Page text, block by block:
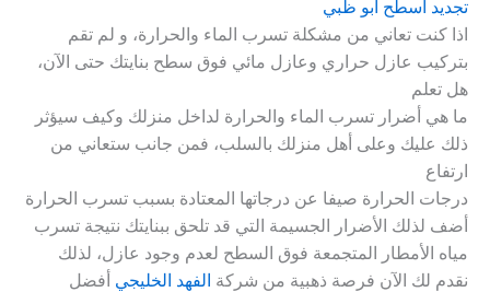
تجديد اسطح ابو ظبي
اذا كنت تعاني من مشكلة تسرب الماء والحرارة، و لم تقم
بتركيب عازل حراري وعازل مائي فوق سطح بنايتك حتى الآن،
هل تعلم
ما هي أضرار تسرب الماء والحرارة لداخل منزلك وكيف سيؤثر
ذلك عليك وعلى أهل منزلك بالسلب، فمن جانب ستعاني من
ارتفاع
درجات الحرارة صيفا عن درجاتها المعتادة بسبب تسرب الحرارة
أضف لذلك الأضرار الجسيمة التي قد تلحق ببنايتك نتيجة تسرب
مياه الأمطار المتجمعة فوق السطح لعدم وجود عازل، لذلك
نقدم لك الآن فرصة ذهبية من شركة الفهد الخليجي أفضل